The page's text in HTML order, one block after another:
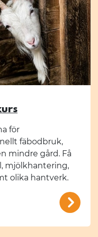
för
fäbodbruk,
mindre gård. Få
mjölkhantering,
olika hantverk.
/